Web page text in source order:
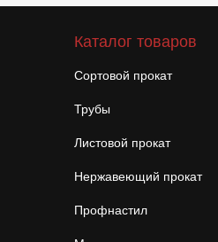
Каталог товаров
Сортовой прокат
Трубы
Листовой прокат
Нержавеющий прокат
Профнастил